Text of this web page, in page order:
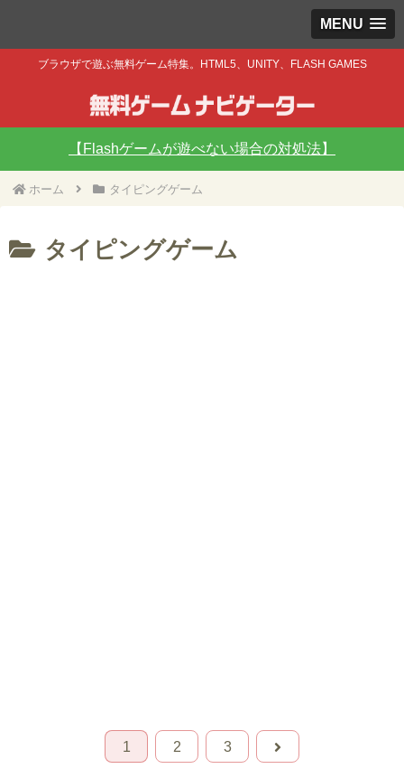
MENU
ブラウザで遊ぶ無料ゲーム特集。HTML5、UNITY、FLASH GAMES
【Flashゲームが遊べない場合の対処法】
ホーム タイピングゲーム
タイピングゲーム
1 2 3